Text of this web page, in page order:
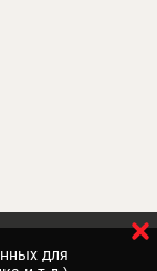
для